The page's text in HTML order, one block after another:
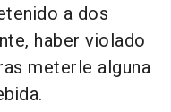
a dos
haber violado
meterle alguna